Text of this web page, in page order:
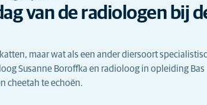
van de radiologen bij
maar wat als een ander diersoort
Susanne Boroffka en radioloog in opleiding Bas
cheetah te echoën.